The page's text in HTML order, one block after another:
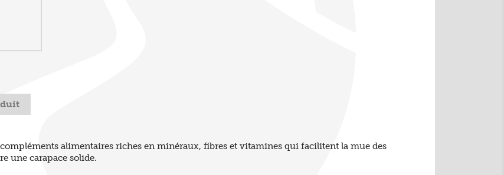
alimentaires riches en minéraux, fibres et vitamines qui facilitent la mue des
une carapace solide.